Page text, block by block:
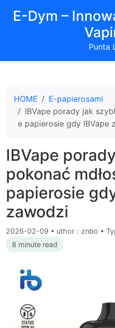
E-Dym –
Punta
HOME
E-papierosami
IBVape porady jak
e papierosie gdy IBVape
IBVape
pokonać
papierosie
zawodzi
2026-02-09 • uthor：znbo •
8 minute read